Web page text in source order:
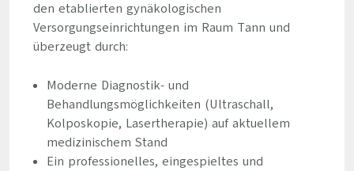
den etablierten gynäkologischen
Versorgungseinrichtungen im Raum Tann und
überzeugt durch:
Moderne Diagnostik- und
Behandlungsmöglichkeiten (Ultraschall,
Kolposkopie, Lasertherapie) auf aktuellem
medizinischem Stand
Ein professionelles, eingespieltes und